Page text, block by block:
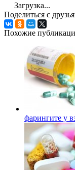
Загрузка...
Поделиться с
Похожие
фарингите у